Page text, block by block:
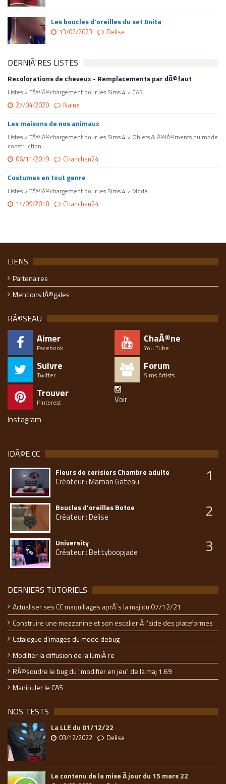
Les boucles d'oreilles du set Anita
13/02/2023 Delise
DERNIÃ¨RES LISTES
Recolorations de cheveux - Remplacements par dÃ©faut
Listes > TÃ©lÃ©chargement pour les Sims 4 > CAS
27/04/2020 Naine
Les maisons de nos animaux
Listes > TÃ©lÃ©chargement pour les Sims 4 > Objets & Ã©lÃ©ments du mode
construction
06/11/2019 Chanchan24
Costumes en tout genre
Listes > TÃ©lÃ©chargement pour les Sims 4 > Mode
14/09/2018 Chanchan24
LIENS
Partenaires
Mentions lÃ©gales
RÃ©SEAU
Aimer
Facebook
ChaÃ®ne
You Tube
Suivre
Twitter
Forum
Sims Artists
Trouver
Pinterest
Voir
Instagram
IDÃ©E CC
Fleurs de cerisiers Chambre adulte
Créateur : Maman Gateau 1
Boucles d'oreilles Botoe
Créateur : Delise 2
University
Créateur : Bettyboopjade 3
DERNIERS TUTORIELS
Actualiser ses CC maquillages aprÃ¨s la maj du 07/12/21
Construire une mezzanine et son escalier Ã l'aide des plateformes
Catalogue d'images du mode debug
Modifier la diffusion de la lumiÃ¨re
RÃ©soudre le bug du "modifier en jeu" de la maj 1.69
Manipuler le CAS
NOS TESTS
La LLE du 01/12/22
03/12/2022 Delise
Le contenu de la mise Ã jour du 15 mars 22